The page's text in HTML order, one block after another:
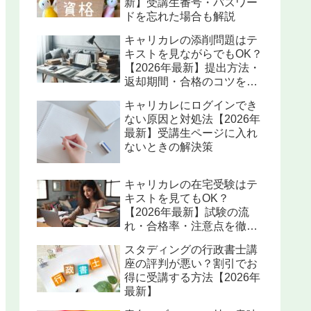
新】受講生番号・パスワー
ドを忘れた場合も解説
キャリカレの添削問題はテ
キストを見ながらでもOK？
【2026年最新】提出方法・
返却期間・合格のコツを解
キャリカレにログインでき
ない原因と対処法【2026年
最新】受講生ページに入れ
ないときの解決策
キャリカレの在宅受験はテ
キストを見てもOK？
【2026年最新】試験の流
れ・合格率・注意点を徹底
スタディングの行政書士講
座の評判が悪い？割引でお
得に受講する方法【2026年
最新】